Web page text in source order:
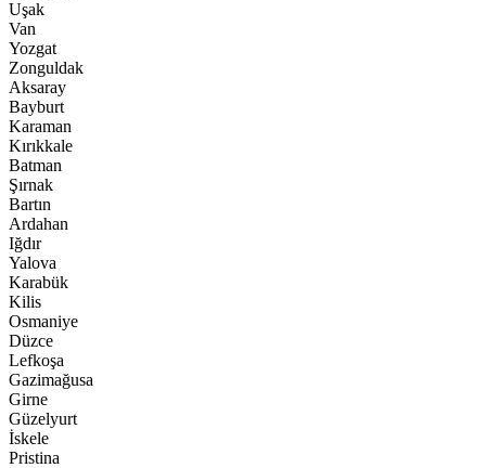
Uşak
Van
Yozgat
Zonguldak
Aksaray
Bayburt
Karaman
Kırıkkale
Batman
Şırnak
Bartın
Ardahan
Iğdır
Yalova
Karabük
Kilis
Osmaniye
Düzce
Lefkoşa
Gazimağusa
Girne
Güzelyurt
İskele
Pristina